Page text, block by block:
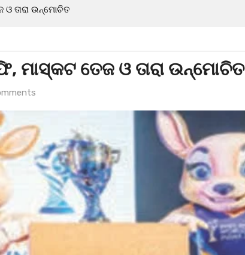
ତାରା ଉନ୍ମୋଚିତ
ତେଜ ଓ ତାରା ଉନ୍ମୋଚିତ